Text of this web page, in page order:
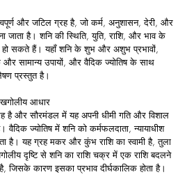
और जटिल ग्रह है, जो कर्म, अनुशासन, देरी, और
जाता है। शनि की स्थिति, युति, राशि, और भाव के
हो सकते हैं। यहाँ शनि के शुभ और अशुभ प्रभावों,
सामान्य उपायों, और वैदिक ज्योतिष के साथ
प्रस्तुत है।
आधार
और सौरमंडल में यह अपनी धीमी गति और विशाल
वैदिक ज्योतिष में शनि को कर्मफलदाता, न्यायाधीश
है। यह ग्रह मकर और कुंभ राशि का स्वामी है, तुला
दृष्टि से शनि का राशि चक्र में एक राशि बदलने
कारण इसका प्रभाव दीर्घकालिक होता है।